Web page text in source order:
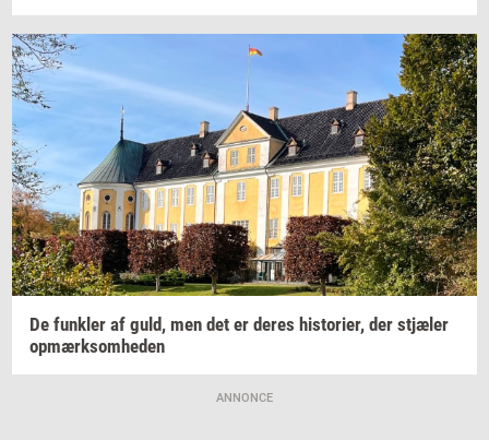
De funk­ler af guld, men det er deres hi­sto­ri­er, der stjæ­ler
op­mærk­som­he­den
ANNONCE